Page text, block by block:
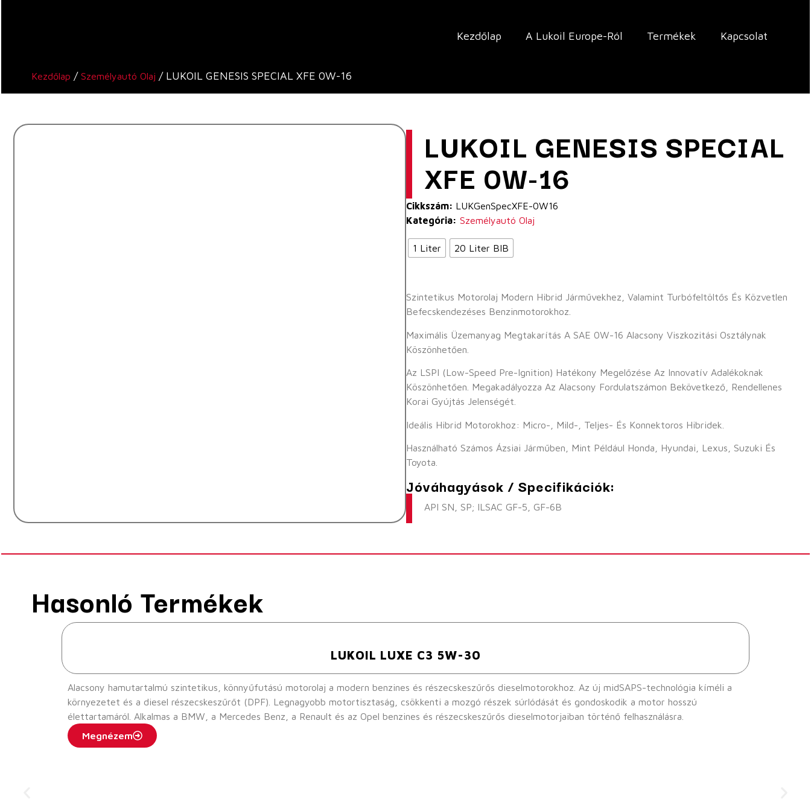
Kezdőlap A Lukoil Europe-Ról Termékek Kapcsolat
Kezdőlap / Személyautó Olaj / LUKOIL GENESIS SPECIAL XFE 0W-16
LUKOIL GENESIS SPECIAL
XFE 0W-16
Cikkszám: LUKGenSpecXFE-0W16
Kategória: Személyautó Olaj
1 Liter 20 Liter BIB
Szintetikus Motorolaj Modern Hibrid Járművekhez, Valamint Turbófeltöltős És Közvetlen
Befecskendezéses Benzinmotorokhoz.
Maximális Üzemanyag Megtakarítás A SAE 0W-16 Alacsony Viszkozitási Osztálynak
Köszönhetően.
Az LSPI (Low-Speed Pre-Ignition) Hatékony Megelőzése Az Innovatív Adalékoknak
Köszönhetően. Megakadályozza Az Alacsony Fordulatszámon Bekövetkező, Rendellenes
Korai Gyújtás Jelenségét.
Ideális Hibrid Motorokhoz: Micro-, Mild-, Teljes- És Konnektoros Hibridek.
Használható Számos Ázsiai Járműben, Mint Például Honda, Hyundai, Lexus, Suzuki És
Toyota.
Jóváhagyások / Specifikációk:
API SN, SP; ILSAC GF-5, GF-6B
Hasonló Termékek
LUKOIL LUXE C3 5W-30
Alacsony hamutartalmú szintetikus, könnyűfutású motorolaj a modern benzines és részecskeszűrős dieselmotorokhoz. Az új midSAPS-technológia kíméli a
környezetet és a diesel részecskeszűrőt (DPF). Legnagyobb motortisztaság, csökkenti a mozgó részek súrlódását és gondoskodik a motor hosszú
élettartamáról. Alkalmas a BMW, a Mercedes Benz, a Renault és az Opel benzines és részecskeszűrős dieselmotorjaiban történő felhasználásra.
Megnézem